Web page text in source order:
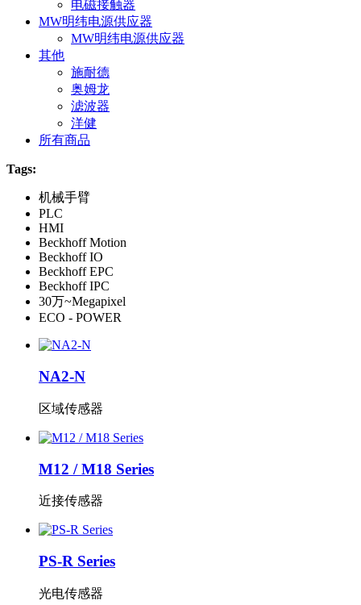
电磁接触器
MW明纬电源供应器
MW明纬电源供应器
其他
施耐德
奥姆龙
滤波器
洋健
所有商品
Tags:
机械手臂
PLC
HMI
Beckhoff Motion
Beckhoff IO
Beckhoff EPC
Beckhoff IPC
30万~Megapixel
ECO - POWER
NA2-N
区域传感器
M12 / M18 Series
近接传感器
PS-R Series
光电传感器